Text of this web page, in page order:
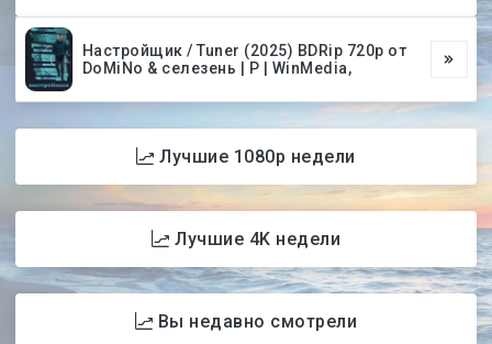
Настройщик / Tuner (2025) BDRip 720p от
DoMiNo & селезень | P | WinMedia,
Лучшие 1080p недели
Лучшие 4K недели
Вы недавно смотрели